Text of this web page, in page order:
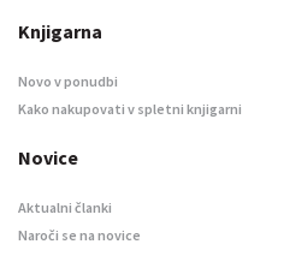
Knjigarna
Novo v ponudbi
Kako nakupovati v spletni knjigarni
Novice
Aktualni članki
Naroči se na novice